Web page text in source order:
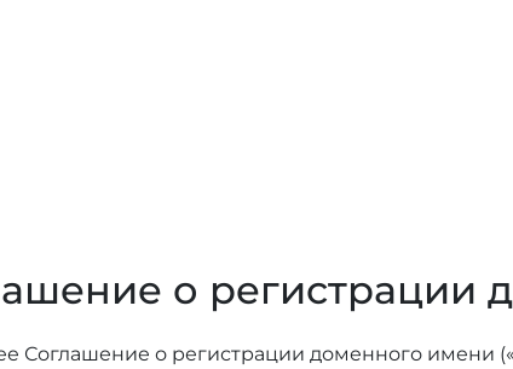
о регистрации
Соглашение о регистрации доменного имени